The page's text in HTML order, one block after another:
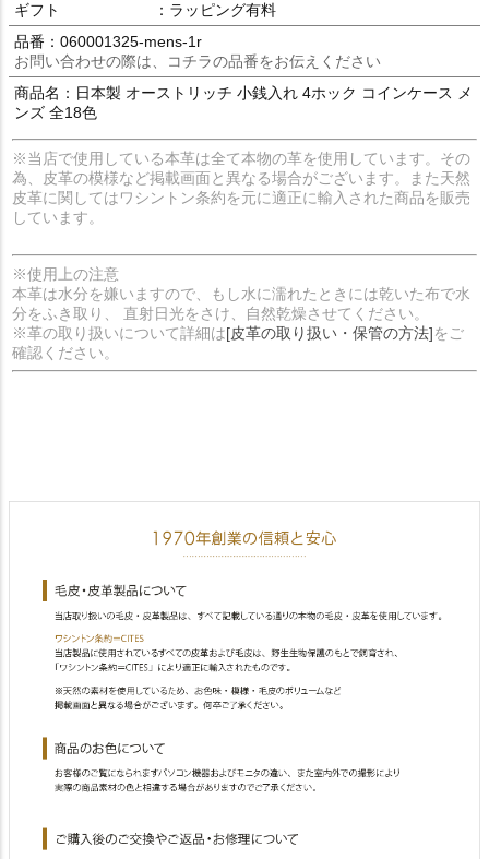
ギフト
：ラッピング有料
品番：060001325-mens-1r
お問い合わせの際は、コチラの品番をお伝えください
商品名：日本製 オーストリッチ 小銭入れ 4ホック コインケース メ
ンズ 全18色
※当店で使用している本革は全て本物の革を使用しています。その
為、皮革の模様など掲載画面と異なる場合がございます。また天然
皮革に関してはワシントン条約を元に適正に輸入された商品を販売
しています。
※使用上の注意
本革は水分を嫌いますので、もし水に濡れたときには乾いた布で水
分をふき取り、 直射日光をさけ、自然乾燥させてください。
※革の取り扱いについて詳細は[皮革の取り扱い・保管の方法]をご
確認ください。